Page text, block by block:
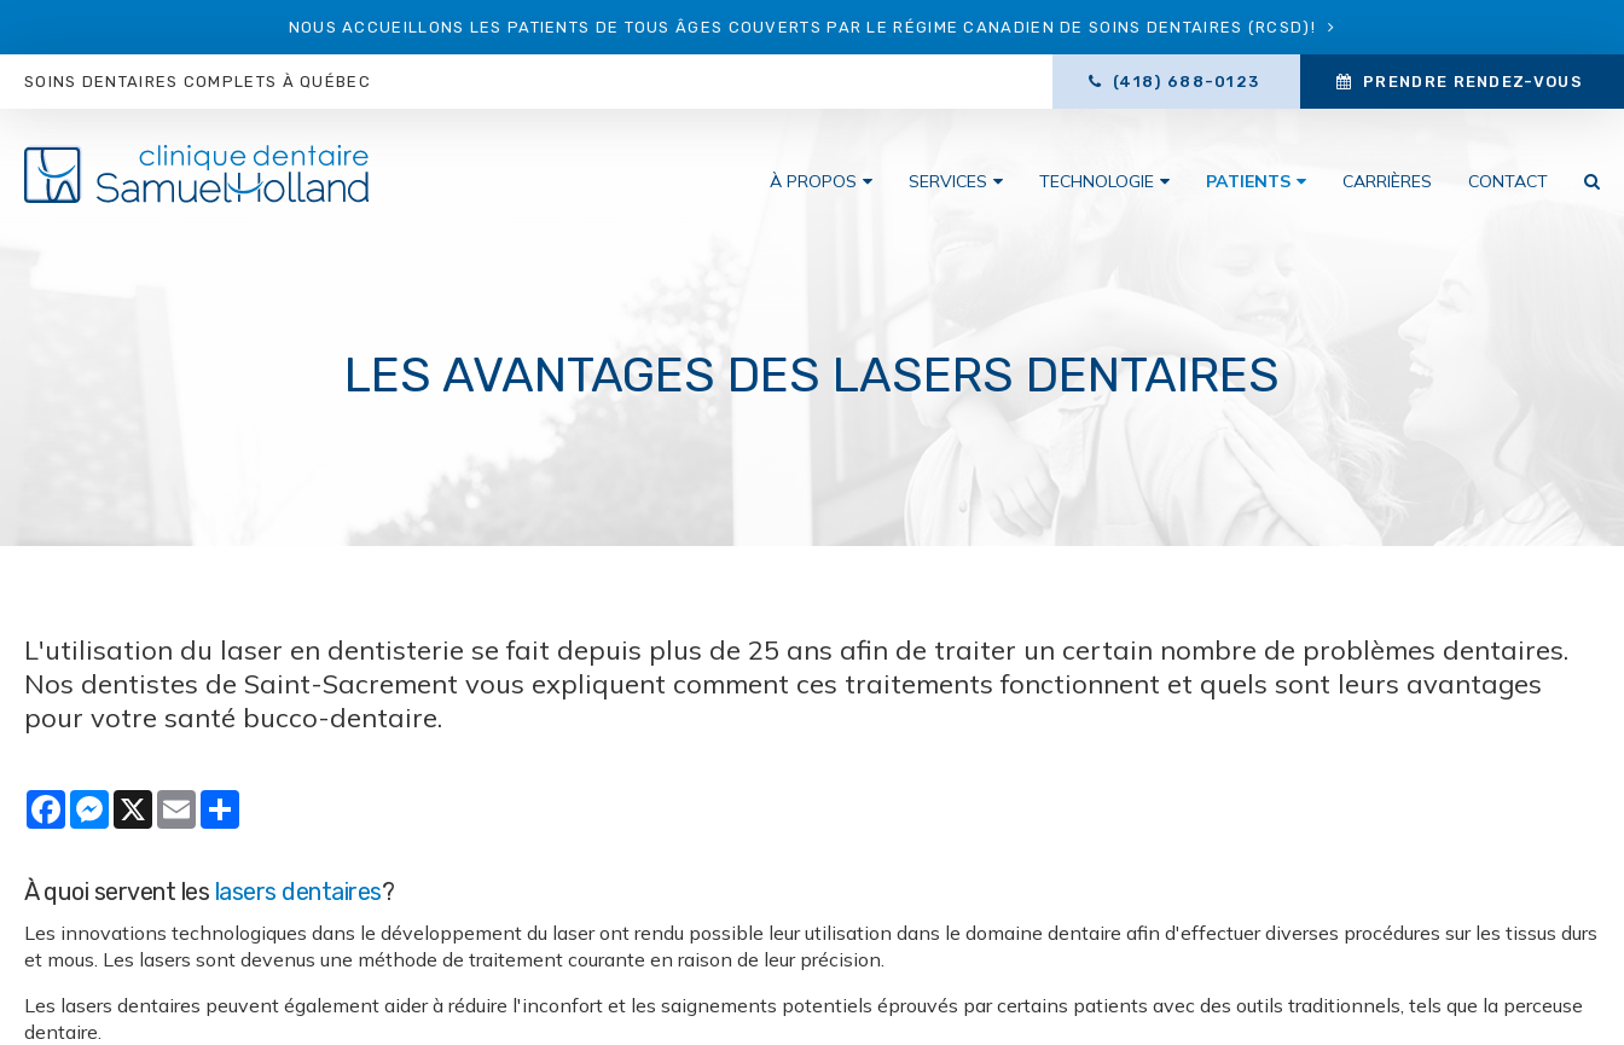
NOUS ACCUEILLONS LES PATIENTS DE TOUS ÂGES COUVERTS PAR LE RÉGIME CANADIEN DE SOINS DENTAIRES (RCSD)!
SOINS DENTAIRES COMPLETS À QUÉBEC (418) 688-0123 PRENDRE RENDEZ-VOUS
À PROPOS SERVICES TECHNOLOGIE PATIENTS CARRIÈRES CONTACT
LES AVANTAGES DES LASERS DENTAIRES
L'utilisation du laser en dentisterie se fait depuis plus de 25 ans afin de traiter un certain nombre de problèmes dentaires.
Nos dentistes de Saint-Sacrement vous expliquent comment ces traitements fonctionnent et quels sont leurs avantages
pour votre santé bucco-dentaire.
FacebookMessenger
X Email
À quoi servent les lasers dentaires?
Les innovations technologiques dans le développement du laser ont rendu possible leur utilisation dans le domaine dentaire afin d'effectuer diverses procédures sur les tissus durs
et mous. Les lasers sont devenus une méthode de traitement courante en raison de leur précision.
Les lasers dentaires peuvent également aider à réduire l'inconfort et les saignements potentiels éprouvés par certains patients avec des outils traditionnels, tels que la perceuse
dentaire.